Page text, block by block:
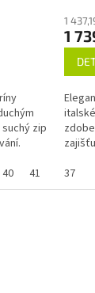
zip
40 41 42
1
1
nošení.
37